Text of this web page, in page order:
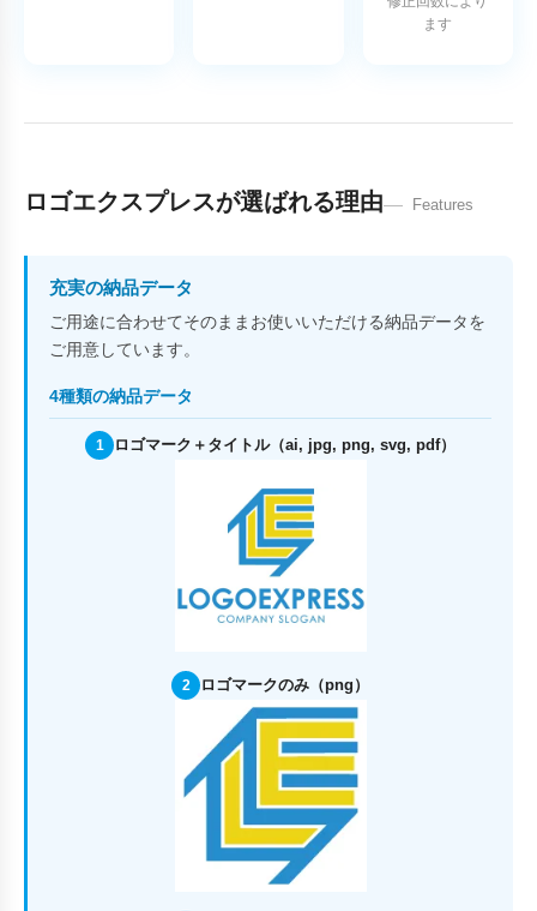
ます
ロゴエクスプレスが選ばれる理由 Features
充実の納品データ
ご用途に合わせてそのままお使いいただける納品データを
ご用意しています。
4種類の納品データ
1 ロゴマーク＋タイトル（ai, jpg, png, svg, pdf）
2 ロゴマークのみ（png）